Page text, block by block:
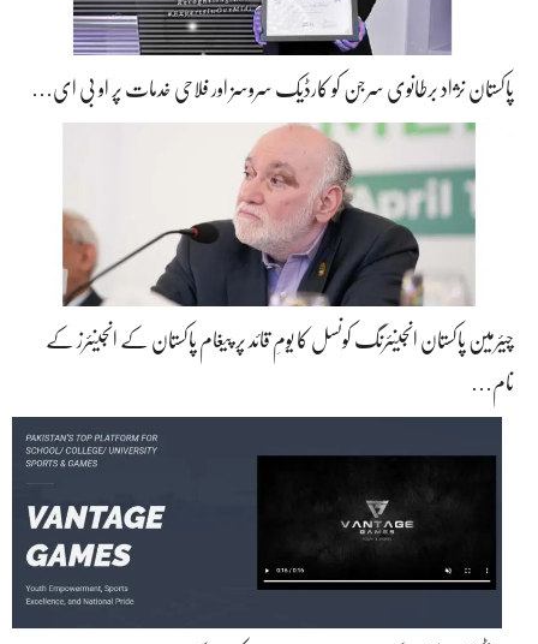
پاکستان نژاد برطانوی سرجن کو کارڈیک سروسز اور فلاحی خدمات پر او بی ای…
چیئرمین پاکستان انجینئرنگ کونسل کا یومِ قائد پر پیغام پاکستان کے انجینئرز کے
نام…